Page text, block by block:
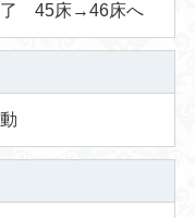
了 45床→46床へ